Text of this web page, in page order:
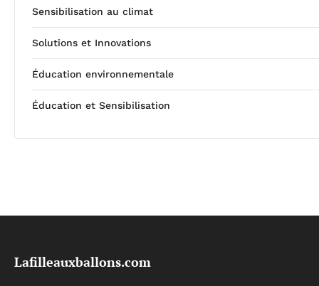
Sensibilisation au climat
Solutions et Innovations
Éducation environnementale
Éducation et Sensibilisation
Lafilleauxballons.com